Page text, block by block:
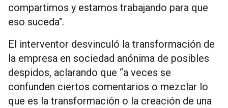
compartimos y estamos trabajando para que
eso suceda".
El interventor desvinculó la transformación de
la empresa en sociedad anónima de posibles
despidos, aclarando que “a veces se
confunden ciertos comentarios o mezclar lo
que es la transformación o la creación de una